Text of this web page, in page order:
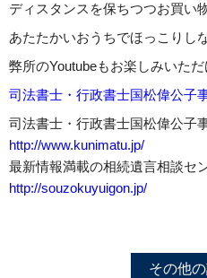
ディスタンスを保ちつつお買い
あたたかいおうちでほっこりし
弊所のYoutubeもお楽しみいただ
司法書士・行政書士国松偉公子
司法書士・行政書士国松偉公子
http://www.kunimatu.jp/
最新情報満載の相続遺言相談セ
http://souzokuyuigon.jp/
その他